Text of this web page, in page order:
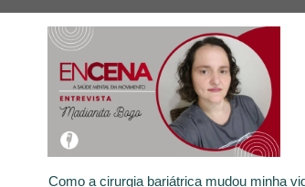
Como a cirurgia bariátrica mudou minha